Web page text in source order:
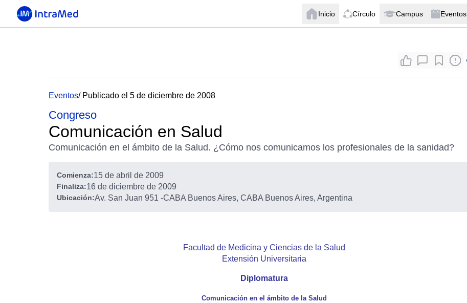
Inicio Círculo Campus Eventos
Eventos/ Publicado el 5 de diciembre de 2008
Congreso
Comunicación en Salud
Comunicación en el ámbito de la Salud. ¿Cómo nos comunicamos los profesionales de la sanidad?
Comienza:15 de abril de 2009
Finaliza:16 de diciembre de 2009
Ubicación:Av. San Juan 951 -CABA Buenos Aires, CABA Buenos Aires, Argentina
Facultad de Medicina y Ciencias de la Salud
Extensión Universitaria
Diplomatura
Comunicación en el ámbito de la Salud